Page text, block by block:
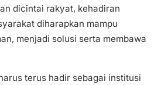
dicintai rakyat, kehadiran
diharapkan mampu
menjadi solusi serta membawa
terus hadir sebagai institusi